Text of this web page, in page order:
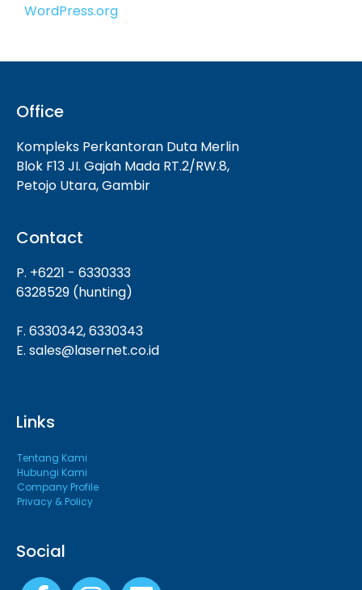
WordPress.org
Office
Kompleks Perkantoran Duta Merlin
Blok F13 JI. Gajah Mada RT.2/RW.8,
Petojo Utara, Gambir
Contact
P. +6221 - 6330333
6328529 (hunting)
F. 6330342, 6330343
E. sales@lasernet.co.id
Links
Tentang Kami
Hubungi Kami
Company Profile
Privacy & Policy
Social